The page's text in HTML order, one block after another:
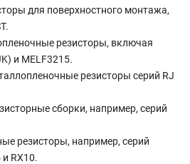
для поверхностного монтажа,
резисторы, включая
и MELF3215.
резисторы серий RJ
сборки, например, серий
резисторы, например, серий
и RX10.